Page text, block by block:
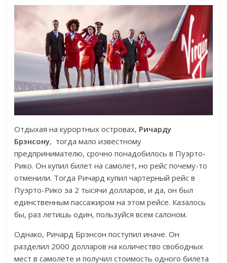
Отдыхая на курортных островах, Ричарду
Брэнсону, тогда мало известному
предпринимателю, срочно понадобилось в Пуэрто-
Рико. Он купил билет на самолет, но рейс почему-то
отменили. Тогда Ричард купил чартерный рейс в
Пуэрто-Рико за 2 тысячи долларов, и да, он был
единственным пассажиром на этом рейсе. Казалось
бы, раз летишь один, пользуйся всем салоном.
Однако, Ричард Брэнсон поступил иначе. Он
разделил 2000 долларов на количество свободных
мест в самолете и получил стоимость одного билета